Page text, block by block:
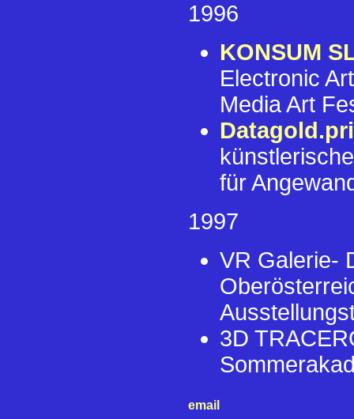
1996
KONSUM
Electronic
Media Art
für
1997
VR Galerie-
3D
email